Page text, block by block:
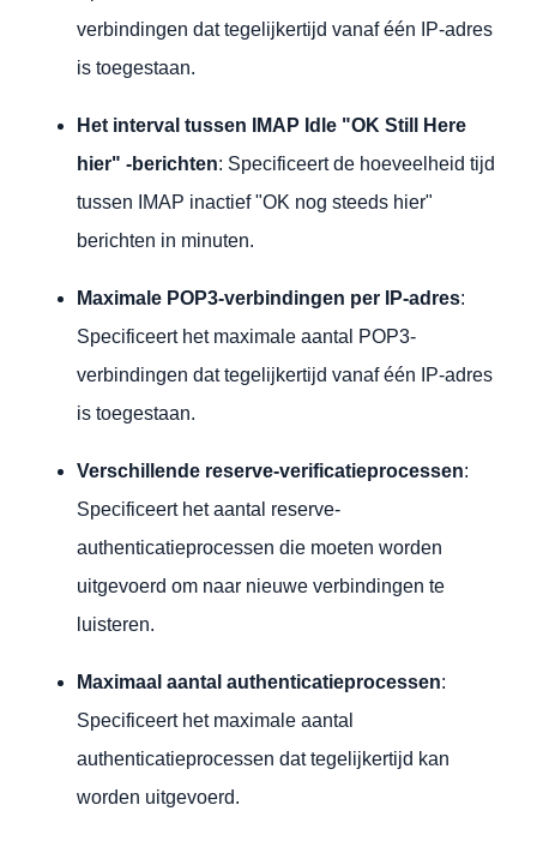
verbindingen dat tegelijkertijd vanaf één IP-adres
is toegestaan.
Het interval tussen IMAP Idle "OK Still Here
hier" -berichten: Specificeert de hoeveelheid tijd
tussen IMAP inactief "OK nog steeds hier"
berichten in minuten.
Maximale POP3-verbindingen per IP-adres:
Specificeert het maximale aantal POP3-
verbindingen dat tegelijkertijd vanaf één IP-adres
is toegestaan.
Verschillende reserve-verificatieprocessen:
Specificeert het aantal reserve-
authenticatieprocessen die moeten worden
uitgevoerd om naar nieuwe verbindingen te
luisteren.
Maximaal aantal authenticatieprocessen:
Specificeert het maximale aantal
authenticatieprocessen dat tegelijkertijd kan
worden uitgevoerd.